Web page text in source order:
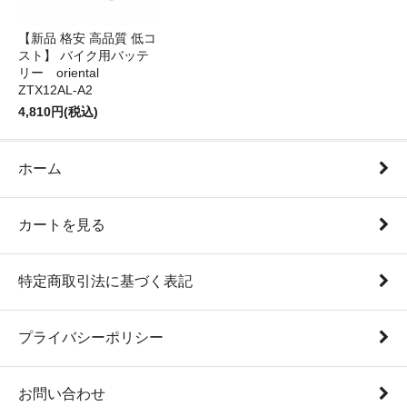
【新品 格安 高品質 低コ
スト】 バイク用バッテ
リー oriental
ZTX12AL-A2
4,810円(税込)
ホーム
カートを見る
特定商取引法に基づく表記
プライバシーポリシー
お問い合わせ